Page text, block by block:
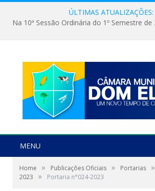
ÚLTIMAS ATUALIZAÇÕES:
MENU
Home » Publicações Oficiais » Portarias »
2023
» Portaria n°024-2023